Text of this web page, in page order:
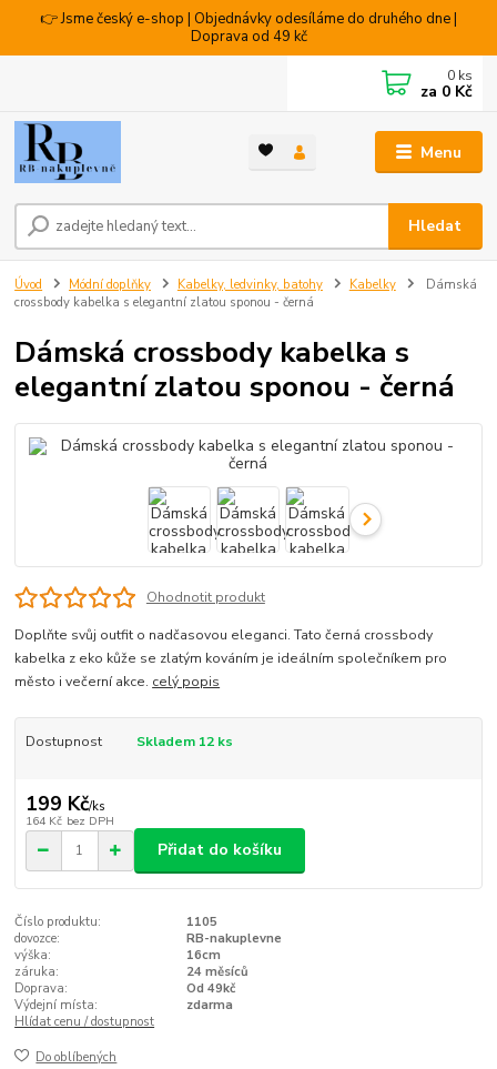
👉 Jsme český e-shop | Objednávky odesíláme do druhého dne |
Doprava od 49 kč
Menu
Hledat
0 ks
za 0 Kč
Úvod Módní doplňky Kabelky, ledvinky, batohy Kabelky
Dámská
crossbody kabelka s elegantní zlatou sponou - černá
Dámská crossbody kabelka s
elegantní zlatou sponou - černá
Ohodnotit produkt
Doplňte svůj outfit o nadčasovou eleganci. Tato černá crossbody
kabelka z eko kůže se zlatým kováním je ideálním společníkem pro
město i večerní akce. celý popis
Dostupnost Skladem 12 ks
199 Kč/ks
164 Kč bez DPH
Přidat do košíku
Číslo produktu:
1105
dovozce:
RB-nakuplevne
výška:
16cm
záruka:
24 měsíců
Doprava:
Od 49kč
Výdejní místa:
zdarma
Hlídat cenu / dostupnost
Do oblíbených